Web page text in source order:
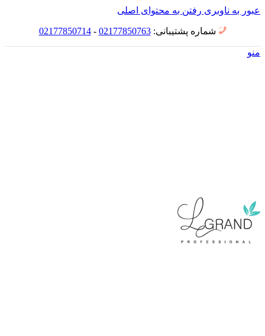
عبور به ناوبری رفتن به محتوای اصلی
شماره پشتیبانی:02177850763
-
02177850714
منو